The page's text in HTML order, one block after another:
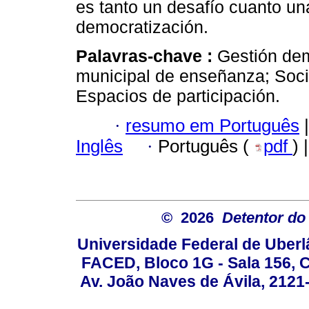
es tanto un desafío cuanto
democratización.
Palavras-chave : Gestión
municipal de enseñanza;
Espacios de participación.
· resumo em Português |
Inglês
· Português ( pdf )
© 2026 Detentor
Universidade Federal de
FACED, Bloco 1G - Sala 156,
Av. João Naves de Ávila,